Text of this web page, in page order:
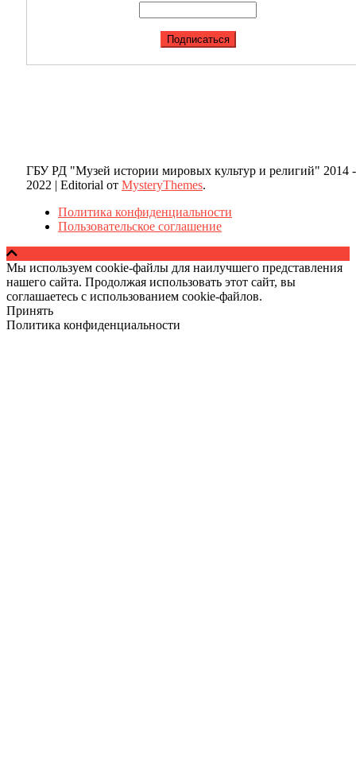
ГБУ РД "Музей истории мировых культур и религий" 2014 -
2022 | Editorial от MysteryThemes.
Политика конфиденциальности
Пользовательское соглашение
Мы используем cookie-файлы для наилучшего представления
нашего сайта. Продолжая использовать этот сайт, вы
соглашаетесь с использованием cookie-файлов.
Принять
Политика конфиденциальности